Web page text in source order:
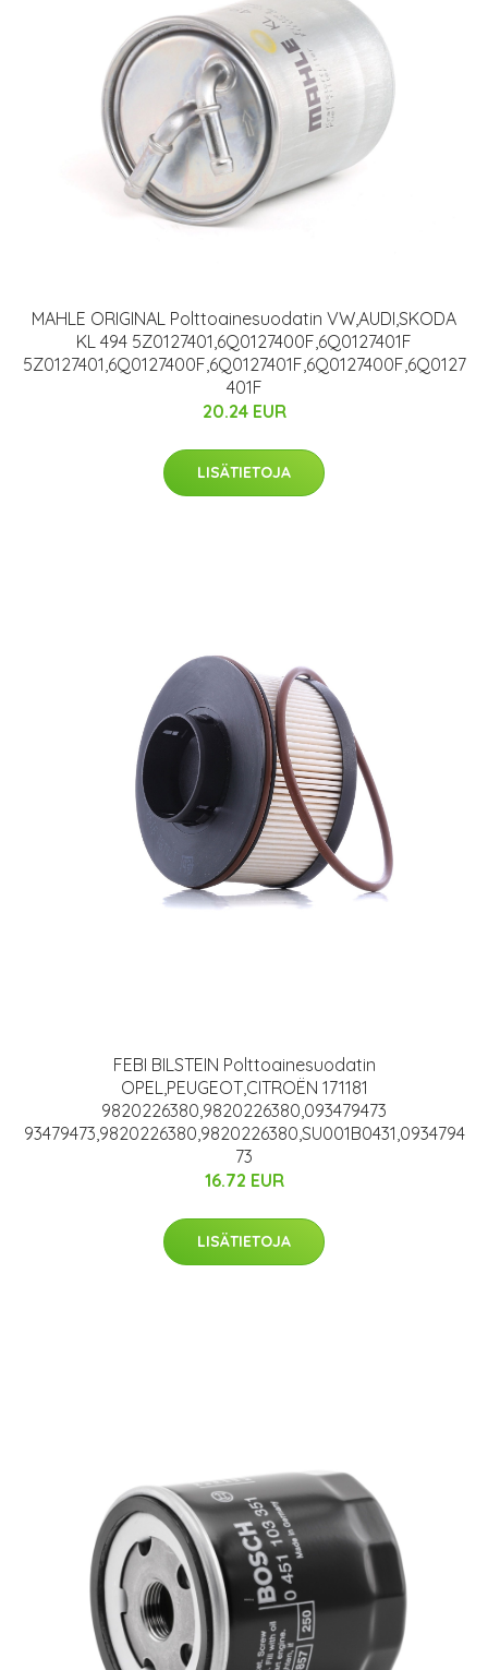
MAHLE ORIGINAL Polttoainesuodatin VW,AUDI,SKODA
KL 494 5Z0127401,6Q0127400F,6Q0127401F
5Z0127401,6Q0127400F,6Q0127401F,6Q0127400F,6Q0127
401F
20.24 EUR
LISÄTIETOJA
FEBI BILSTEIN Polttoainesuodatin
OPEL,PEUGEOT,CITROËN 171181
9820226380,9820226380,093479473
93479473,9820226380,9820226380,SU001B0431,0934794
73
16.72 EUR
LISÄTIETOJA